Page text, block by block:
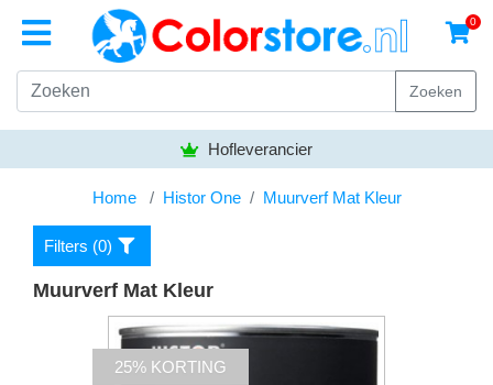
0
Zoeken
Hofleverancier
Home Histor One Muurverf Mat Kleur
Filters (0)
Muurverf Mat Kleur
25% KORTING